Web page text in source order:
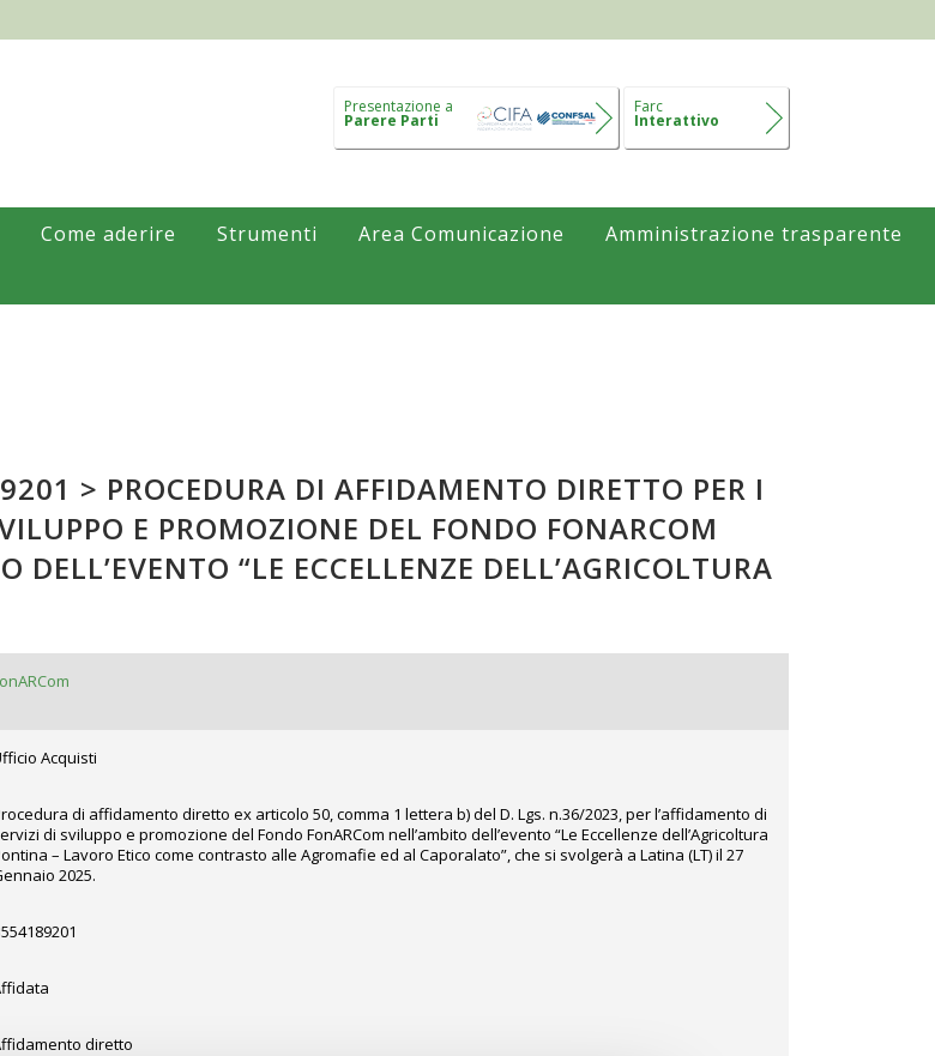
Presentazione a
Parere Parti
Farc
Interattivo
Come aderire Strumenti Area Comunicazione Amministrazione trasparente
> PROCEDURA DI AFFIDAMENTO DIRETTO PER I
E PROMOZIONE DEL FONDO FONARCOM
DELL’EVENTO “LE ECCELLENZE DELL’AGRICOLTURA
Acquisti
di affidamento diretto ex articolo 50, comma 1 lettera b) del D. Lgs. n.36/2023, per l’affidamento di
di sviluppo e promozione del Fondo FonARCom nell’ambito dell’evento “Le Eccellenze dell’Agricoltura
– Lavoro Etico come contrasto alle Agromafie ed al Caporalato”, che si svolgerà a Latina (LT) il 27
2025.
diretto